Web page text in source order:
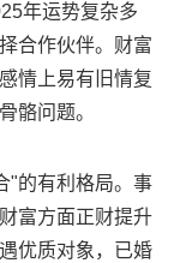
年运势复杂多
合作伙伴。财富
情上易有旧情复
骼问题。
"的有利格局。事
富方面正财提升
优质对象，已婚